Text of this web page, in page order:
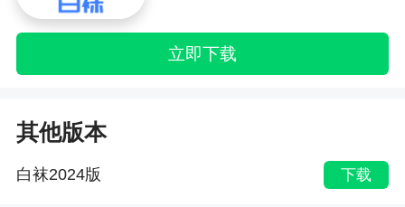
立即下载
其他版本
白袜2024版 下载